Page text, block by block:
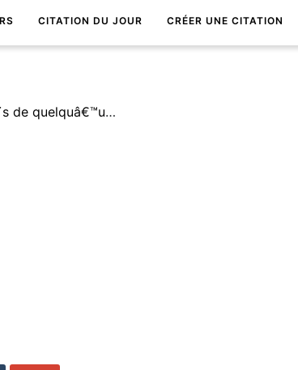
CITATION DU JOUR CRÉER UNE CITATION
Rends-toi nÃ©cessaire auprÃ¨s de quelquâ€™un. Ne rends la vie dure Ã personne.